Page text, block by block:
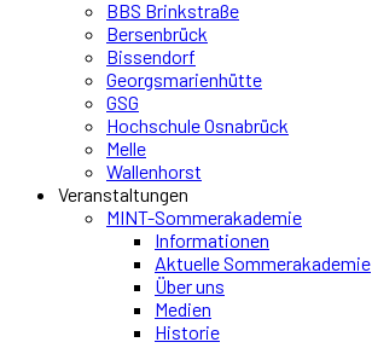
BBS Brinkstraße
Bersenbrück
Bissendorf
Georgsmarienhütte
GSG
Hochschule Osnabrück
Melle
Wallenhorst
Veranstaltungen
MINT-Sommerakademie
Informationen
Aktuelle Sommerakademie
Über uns
Medien
Historie